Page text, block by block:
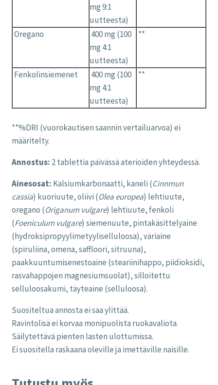
mg 9:1
uutteesta)
Oregano
400 mg (100
mg 4:1
uutteesta)
**
Fenkolinsiemenet
400 mg (100
mg 4:1
uutteesta)
**
**%DRI (vuorokautisen saannin vertailuarvoa) ei
määritelty.
Annostus: 2 tablettia päivässä aterioiden yhteydessä.
Ainesosat: Kalsiumkarbonaatti, kaneli (Cinnmun
cassia) kuoriuute, oliivi (Olea europea) lehtiuute,
oregano (Origanum vulgare) lehtiuute, fenkoli
(Foeniculum vulgare) siemenuute, pintakäsittelyaine
(hydroksipropyylimetyyliselluloosa), väriaine
(spiruliina, omena, saffloori, sitruuna),
paakkuuntumisenestoaine (steariinihappo, piidioksidi,
rasvahappojen magnesiumsuolat), silloitettu
selluloosakumi, täyteaine (selluloosa).
Suositeltua annosta ei saa ylittää.
Ravintolisä ei korvaa monipuolista ruokavaliota.
Säilytettävä pienten lasten ulottumissa.
Ei suositella raskaana oleville ja imettäville naisille.